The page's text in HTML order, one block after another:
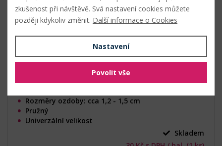
Délka: 16 - 25 cm
Rozměry ozdoby: cca 1,2 - 1,5 cm
Pružný
Univerzální velikost
Skladem
zkušenost při návštěvě. Svá nastavení cookies můžete
později kdykoliv změnit. Další informace o Cookies
Nastavení
Povolit vše